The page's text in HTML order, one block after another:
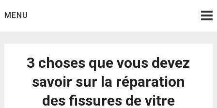
toMENU
3 choses que vous devez
savoir sur la réparation
des fissures de vitre